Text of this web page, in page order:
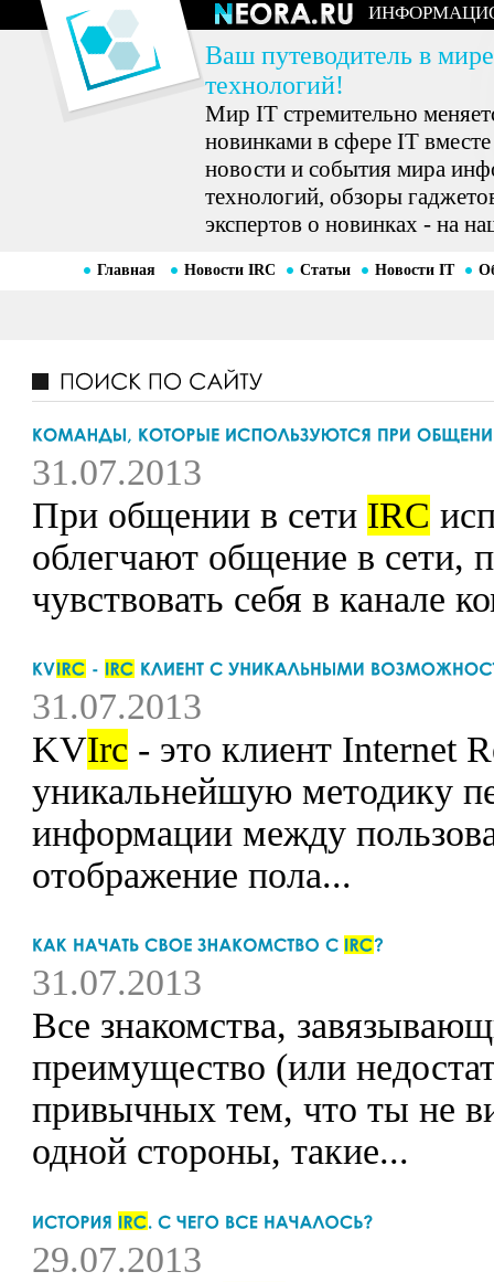
Ваш путеводитель в
технологий!
Мир IT стремительно
новинками в сфере IT
новости и события мира
технологий, обзоры
экспертов о новинках - на
Главная Новости IRC Статьи Новости IT
31.07.2013
При общении в сети IRC
облегчают общение в сети,
чувствовать себя в канале
31.07.2013
KVIrc - это клиент Internet
уникальнейшую методику
информации между
отображение пола...
31.07.2013
Все знакомства,
преимущество (или
привычных тем, что ты не
одной стороны, такие...
29.07.2013